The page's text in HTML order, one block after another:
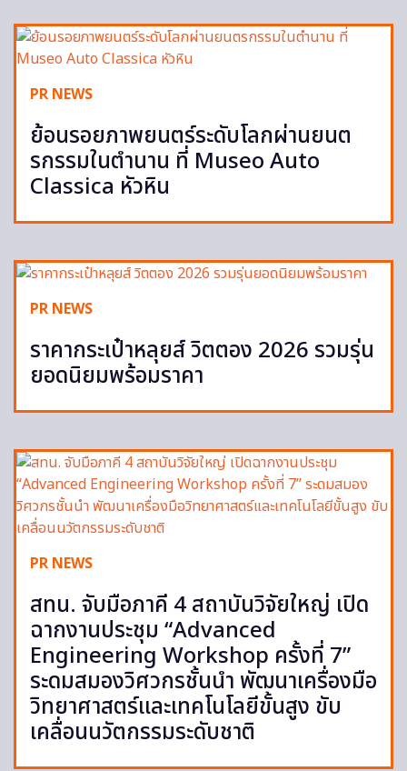
PR NEWS
ย้อนรอยภาพยนตร์ระดับโลกผ่านยนต
รกรรมในตำนาน ที่ Museo Auto
Classica หัวหิน
PR NEWS
ราคากระเป๋าหลุยส์ วิตตอง 2026 รวมรุ่น
ยอดนิยมพร้อมราคา
PR NEWS
สทน. จับมือภาคี 4 สถาบันวิจัยใหญ่ เปิด
ฉากงานประชุม “Advanced
Engineering Workshop ครั้งที่ 7”
ระดมสมองวิศวกรชั้นนำ พัฒนาเครื่องมือ
วิทยาศาสตร์และเทคโนโลยีขั้นสูง ขับ
เคลื่อนนวัตกรรมระดับชาติ